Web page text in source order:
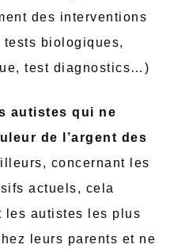
des interventions
biologiques,
test diagnostics…)
autistes qui ne
de l’argent des
concernant les
actuels, cela
les autistes les plus
leurs parents et ne